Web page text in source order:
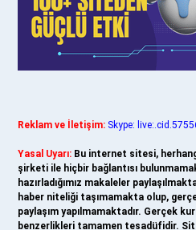
Reklam ve İletişim: Skype:
Yasal Uyarı: Bu internet sitesi,
şirketi ile hiçbir bağlantısı
hazırladığımız makaleler
haber niteliği taşımamakta olup,
paylaşım yapılmamaktadır. Gerçek
benzerlikleri tamamen tesadüfidir.